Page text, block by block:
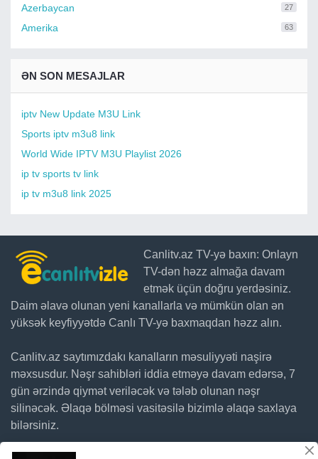
Azerbaycan 27
Amerika 63
ƏN SON MESAJLAR
iptv New Update M3U Link
Sports iptv m3u8 link
World Wide IPTV M3U Playlist 2026
ip tv sports tv link
ip tv m3u8 link 2025
Canlitv.az TV-yə baxın: Onlayn
TV-dən həzz almağa davam
etmək üçün doğru yerdəsiniz.
Daim əlavə olunan yeni kanallarla və mümkün olan ən
yüksək keyfiyyətdə Canlı TV-yə baxmaqdan həzz alın.
Canlitv.az saytımızdakı kanalların məsuliyyəti naşirə
məxsusdur. Nəşr sahibləri iddia etməyə davam edərsə, 7
gün ərzində qiymət veriləcək və tələb olunan nəşr
silinəcək. Əlaqə bölməsi vasitəsilə bizimlə əlaqə saxlaya
bilərsiniz.